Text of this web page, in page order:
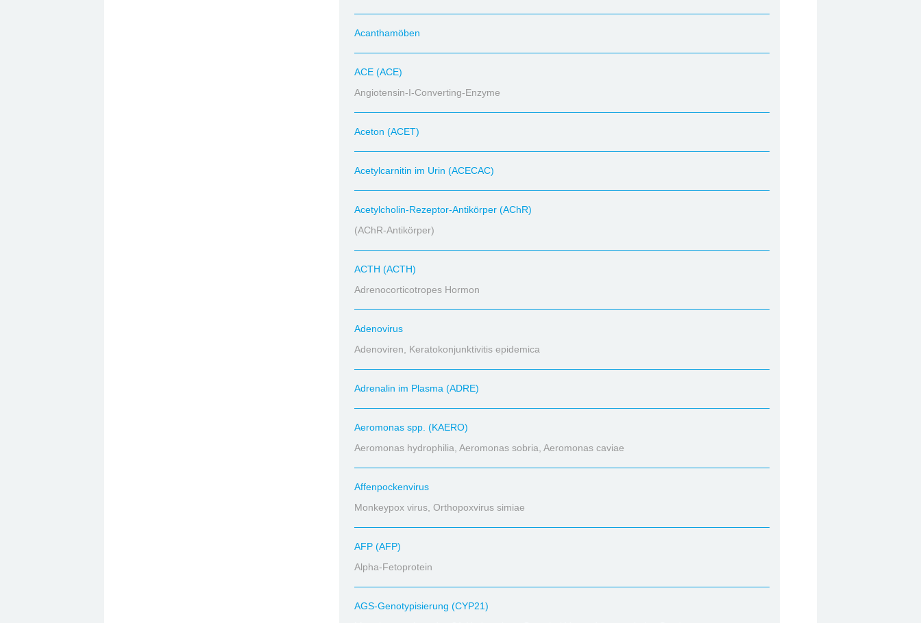
Acanthamöben
ACE (ACE)
Angiotensin-I-Converting-Enzyme
Aceton (ACET)
Acetylcarnitin im Urin (ACECAC)
Acetylcholin-Rezeptor-Antikörper (AChR)
(AChR-Antikörper)
ACTH (ACTH)
Adrenocorticotropes Hormon
Adenovirus
Adenoviren, Keratokonjunktivitis epidemica
Adrenalin im Plasma (ADRE)
Aeromonas spp. (KAERO)
Aeromonas hydrophilia, Aeromonas sobria, Aeromonas caviae
Affenpockenvirus
Monkeypox virus, Orthopoxvirus simiae
AFP (AFP)
Alpha-Fetoprotein
AGS-Genotypisierung (CYP21)